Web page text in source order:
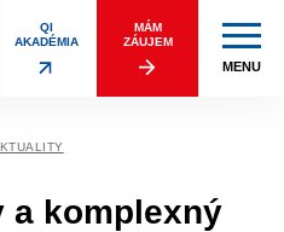
QI
AKADÉMIA
MÁM
ZÁUJEM
MENU
a komplexný